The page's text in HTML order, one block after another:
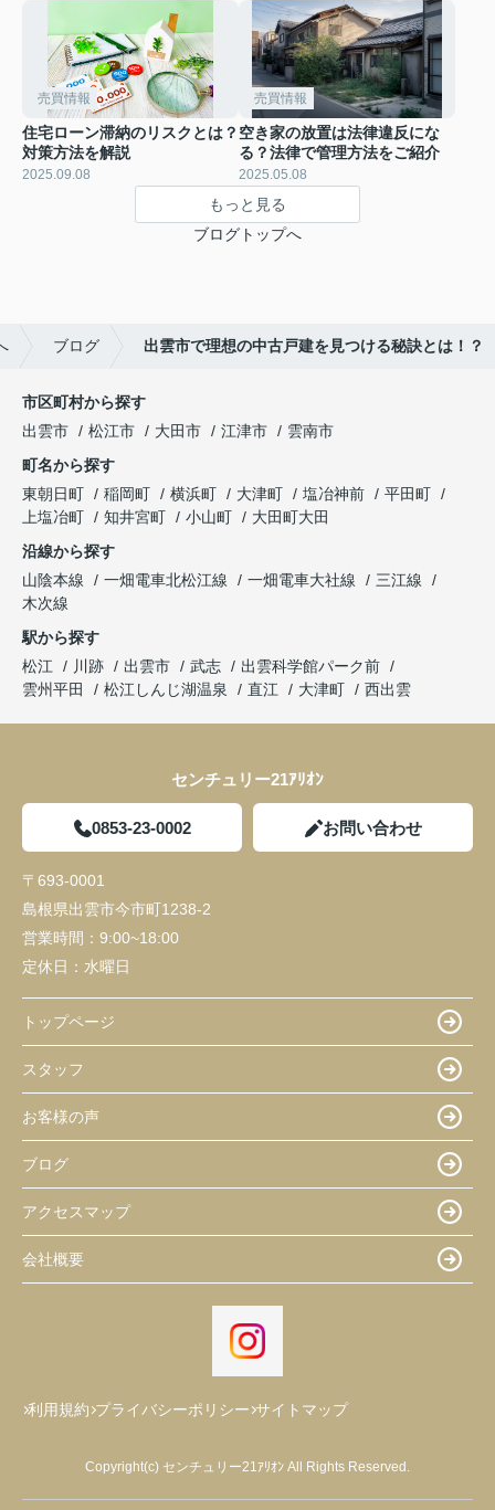
売買情報
住宅ローン滞納のリスクとは？
対策方法を解説
2025.09.08
売買情報
空き家の放置は法律違反にな
る？法律で管理方法をご紹介
2025.05.08
もっと見る
ブログトップへ
ブログ 出雲市で理想の中古戸建を見つける秘訣とは！？
市区町村から探す
出雲市
松江市 大田市 江津市
雲南市
町名から探す
東朝日町
稲岡町 横浜町 大津町 塩冶神前
平田町
上塩冶町
知井宮町 小山町
大田町大田
沿線から探す
山陰本線
一畑電車北松江線 一畑電車大社線
三江線
木次線
駅から探す
松江
川跡 出雲市 武志
出雲科学館パーク前
雲州平田
松江しんじ湖温泉 直江 大津町 西出雲
センチュリー21ｱﾘｵﾝ
0853-23-0002 お問い合わせ
〒693-0001
島根県出雲市今市町1238-2
営業時間： 9:00~18:00
定休日： 水曜日
トップページ
スタッフ
お客様の声
ブログ
アクセスマップ
会社概要
利用規約 プライバシーポリシー サイトマップ
Copyright(c) センチュリー21ｱﾘｵﾝ All Rights Reserved.